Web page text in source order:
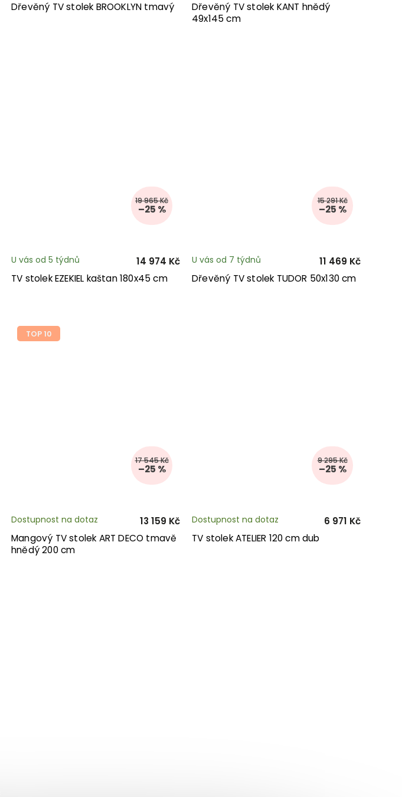
Dřevěný TV stolek BROOKLYN tmavý
Dřevěný TV stolek KANT hnědý
49x145 cm
19 965 Kč
–25 %
TV stolek EZEKIEL kaštan 180x45 cm
U vás od 5 týdnů 14 974 Kč
15 291 Kč
–25 %
Dřevěný TV stolek TUDOR 50x130 cm
U vás od 7 týdnů 11 469 Kč
TOP 10
17 545 Kč
–25 %
Mangový TV stolek ART DECO tmavě
hnědý 200 cm
Dostupnost na dotaz 13 159 Kč
9 295 Kč
–25 %
TV stolek ATELIER 120 cm dub
Dostupnost na dotaz 6 971 Kč